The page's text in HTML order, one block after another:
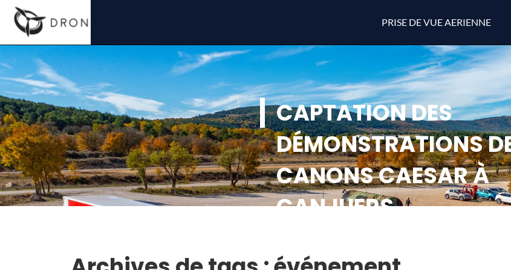
PRISE DE VUE AERIENNE
CAPTATION DES
DÉMONSTRATIONS
CANONS CAESAR À
CANJUERS